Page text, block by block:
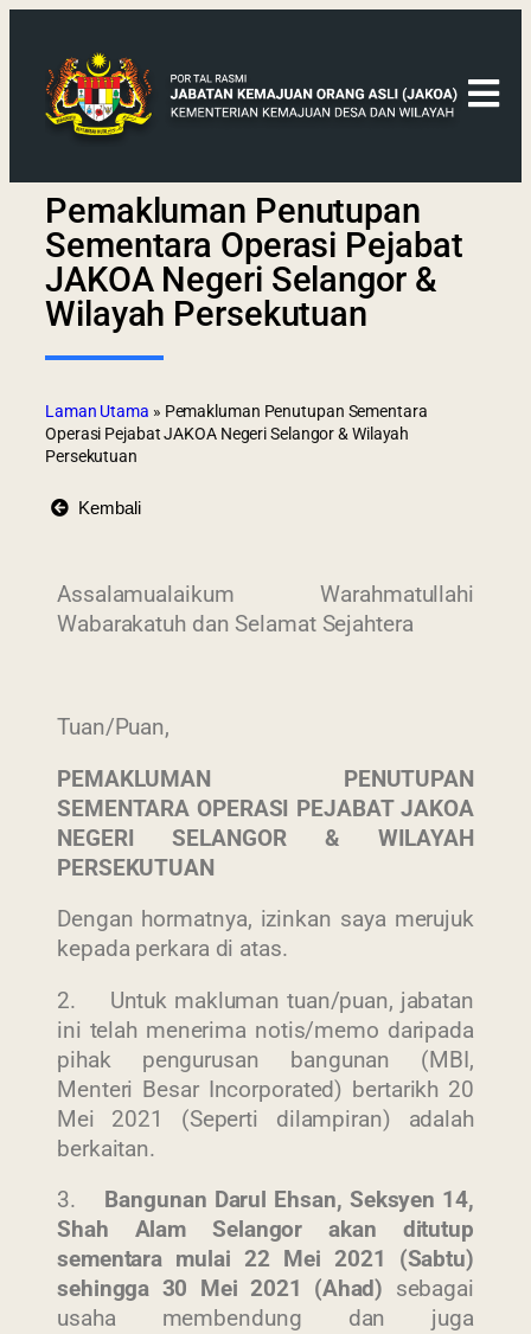
Pemakluman Penutupan
Sementara Operasi Pejabat
JAKOA Negeri Selangor &
Wilayah Persekutuan
Laman Utama » Pemakluman Penutupan Sementara
Operasi Pejabat JAKOA Negeri Selangor & Wilayah
Persekutuan
Kembali
Assalamualaikum Warahmatullahi
Wabarakatuh dan Selamat Sejahtera
Tuan/Puan,
PEMAKLUMAN PENUTUPAN
SEMENTARA OPERASI PEJABAT JAKOA
NEGERI SELANGOR & WILAYAH
PERSEKUTUAN
Dengan hormatnya, izinkan saya merujuk
kepada perkara di atas.
2. Untuk makluman tuan/puan, jabatan
ini telah menerima notis/memo daripada
pihak pengurusan bangunan (MBI,
Menteri Besar Incorporated) bertarikh 20
Mei 2021 (Seperti dilampiran) adalah
berkaitan.
3.
Bangunan Darul Ehsan, Seksyen 14,
Shah Alam Selangor akan ditutup
sementara mulai 22 Mei 2021 (Sabtu)
sehingga 30 Mei 2021 (Ahad) sebagai
usaha membendung dan juga